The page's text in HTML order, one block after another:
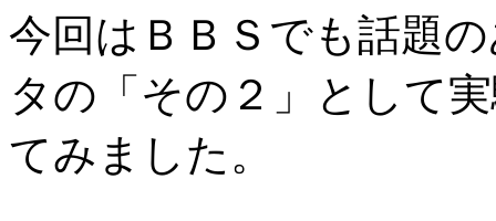
今回はＢＢＳでも話題
タの「その２」として
てみました。